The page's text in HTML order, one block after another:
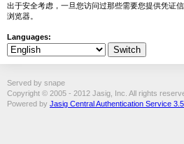
出于安全考虑，一旦您访问过那些需要您提供凭证
浏览器。
Languages:
Served by snape
Copyright © 2005 - 2012 Jasig, Inc. All rights
Powered by Jasig Central Authentication Service